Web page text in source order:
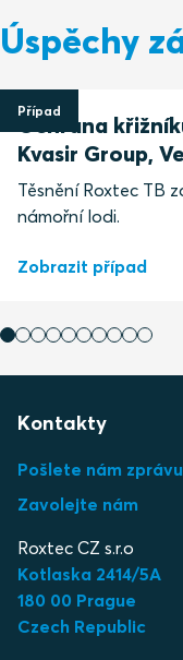
Úspěchy
Případ
Ochrana
Kvasir Group,
Těsnění Roxtec TB
námořní lodi.
Zobrazit případ
Kontakty
Pošlete nám zprávu
Zavolejte nám
Roxtec CZ s.r.o
Kotlaska 2414/5A
180 00 Prague
Czech Republic